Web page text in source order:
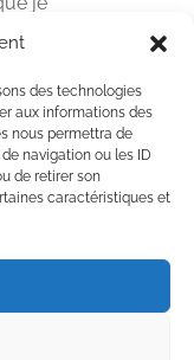
des technologies
aux informations des
nous permettra de
navigation ou les ID
de retirer son
caractéristiques et
réservés | All rights